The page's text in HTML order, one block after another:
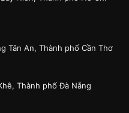
Tân An, Thành phố Cần Thơ
Thành phố Đà Nẵng